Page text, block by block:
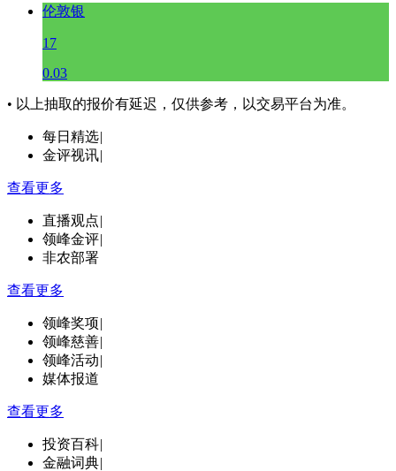
伦敦银
17
0.03
• 以上抽取的报价有延迟，仅供参考，以交易平台为准。
每日精选|
金评视讯|
查看更多
直播观点|
领峰金评|
非农部署
查看更多
领峰奖项|
领峰慈善|
领峰活动|
媒体报道
查看更多
投资百科|
金融词典|